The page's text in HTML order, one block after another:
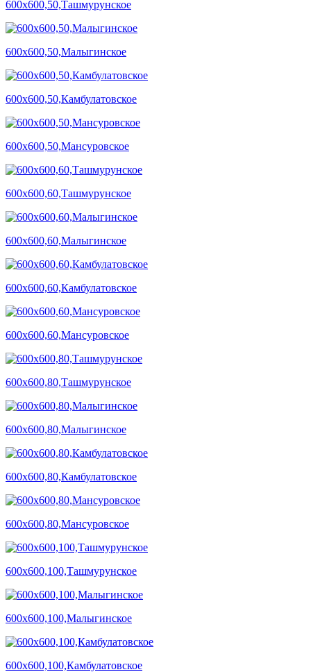
600х600,50,Ташмурунское
600х600,50,Малыгинское
600х600,50,Камбулатовское
600х600,50,Мансуровское
600х600,60,Ташмурунское
600х600,60,Малыгинское
600х600,60,Камбулатовское
600х600,60,Мансуровское
600х600,80,Ташмурунское
600х600,80,Малыгинское
600х600,80,Камбулатовское
600х600,80,Мансуровское
600х600,100,Ташмурунское
600х600,100,Малыгинское
600х600,100,Камбулатовское